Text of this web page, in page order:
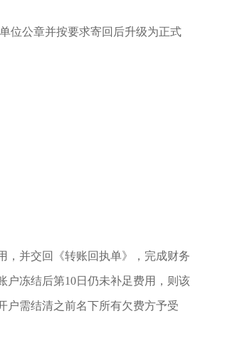
位公章并按要求寄回后升级为正式
，并交回《转账回执单》，完成财务
户冻结后第10日仍未补足费用，则该
户需结清之前名下所有欠费方予受